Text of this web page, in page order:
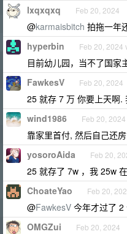
lxqxqxq Feb 20, 2024
@karmaisbitch 拍拖一年
hyperbin Feb 20, 2024
目前幼儿园，当不了国家
FawkesV Feb 20, 2024
25 就存 7 万 你要上天啊.
wind1986 Feb 20, 2024
靠家里首付, 然后自己还
yosoroAida Feb 20,
25 就存了 7w ，我 25w
ChoateYao Feb 20,
@FawkesV 今年才过了 2
OMGZui Feb 20, 2024